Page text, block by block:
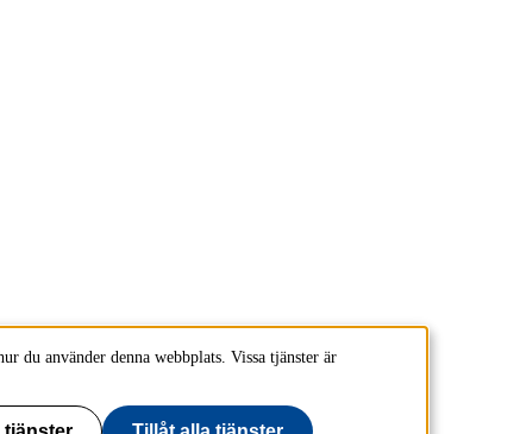
du använder denna webbplats. Vissa tjänster är